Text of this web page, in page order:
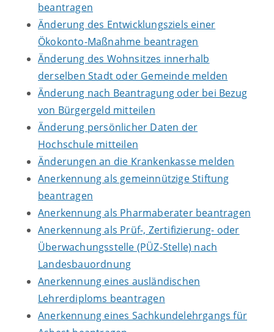
beantragen
Änderung des Entwicklungsziels einer
Ökokonto-Maßnahme beantragen
Änderung des Wohnsitzes innerhalb
derselben Stadt oder Gemeinde melden
Änderung nach Beantragung oder bei Bezug
von Bürgergeld mitteilen
Änderung persönlicher Daten der
Hochschule mitteilen
Änderungen an die Krankenkasse melden
Anerkennung als gemeinnützige Stiftung
beantragen
Anerkennung als Pharmaberater beantragen
Anerkennung als Prüf-, Zertifizierung- oder
Überwachungsstelle (PÜZ-Stelle) nach
Landesbauordnung
Anerkennung eines ausländischen
Lehrerdiploms beantragen
Anerkennung eines Sachkundelehrgangs für